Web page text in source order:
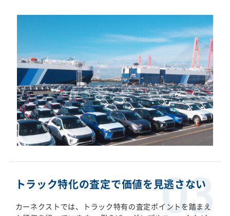
トラック特化の査定で価値を見逃さない
カーネクストでは、トラック特有の査定ポイントを踏まえ